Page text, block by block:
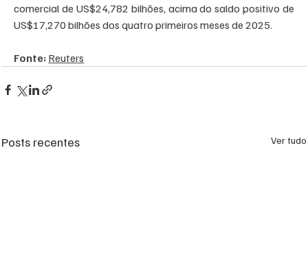
comercial de US$24,782 bilhões, acima do saldo positivo de
US$17,270 bilhões dos quatro primeiros meses de 2025.
Fonte: Reuters
Posts recentes Ver tudo